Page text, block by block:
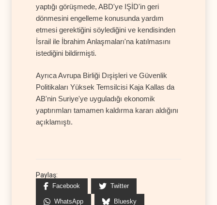
yaptığı görüşmede, ABD'ye IŞİD'in geri
dönmesini engelleme konusunda yardım
etmesi gerektiğini söylediğini ve kendisinden
İsrail ile İbrahim Anlaşmaları'na katılmasını
istediğini bildirmişti.
Ayrıca Avrupa Birliği Dışişleri ve Güvenlik
Politikaları Yüksek Temsilcisi Kaja Kallas da
AB'nin Suriye'ye uyguladığı ekonomik
yaptırımları tamamen kaldırma kararı aldığını
açıklamıştı.
Paylaş:
Facebook Twitter
WhatsApp Bluesky